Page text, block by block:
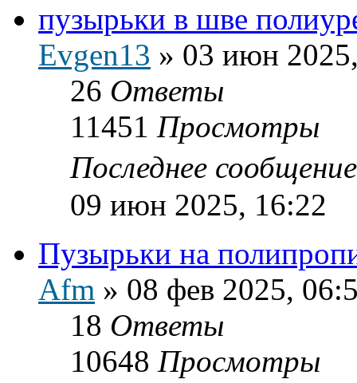
пузырьки в шве
Evgen13 » 03 июн
26 Ответы
11451 Просмотры
Последнее
09 июн 2025, 16:22
Пузырьки на
Afm » 08 фев 2025,
18 Ответы
10648 Просмотры